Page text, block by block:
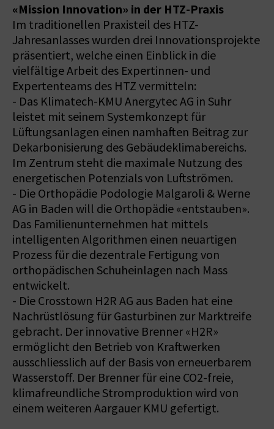
«Mission Innovation» in der HTZ-Praxis
Im traditionellen Praxisteil des HTZ-
Jahresanlasses wurden drei Innovationsprojekte
präsentiert, welche einen Einblick in die
vielfältige Arbeit des Expertinnen- und
Expertenteams des HTZ vermitteln:
- Das Klimatech-KMU Anergytec AG in Suhr
leistet mit seinem Systemkonzept für
Lüftungsanlagen einen namhaften Beitrag zur
Dekarbonisierung des Gebäudeklimabereichs.
Im Zentrum steht die maximale Nutzung des
energetischen Potenzials von Luftströmen.
- Die Orthopädie Podologie Malgaroli & Werne
AG in Baden will die Orthopädie «entstauben».
Das Familienunternehmen hat mittels
intelligenten Algorithmen einen neuartigen
Prozess für die dezentrale Fertigung von
orthopädischen Schuheinlagen nach Mass
entwickelt.
- Die Crosstown H2R AG aus Baden hat eine
Nachrüstlösung für Gasturbinen zur Marktreife
gebracht. Der innovative Brenner «H2R»
ermöglicht den Betrieb von Kraftwerken
ausschliesslich auf der Basis von erneuerbarem
Wasserstoff. Der Brenner für eine CO2-freie,
klimafreundliche Stromproduktion wird von
einem weiteren Aargauer KMU gefertigt.